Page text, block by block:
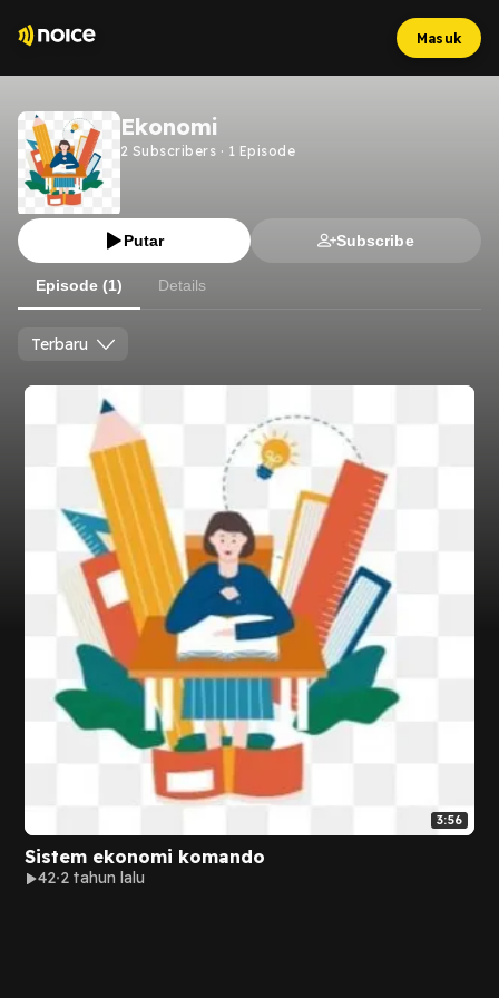
Masuk
Ekonomi
2 Subscribers · 1 Episode
Putar Subscribe
Episode (1) Details
Terbaru
3:56
Sistem ekonomi komando
42 2 tahun lalu